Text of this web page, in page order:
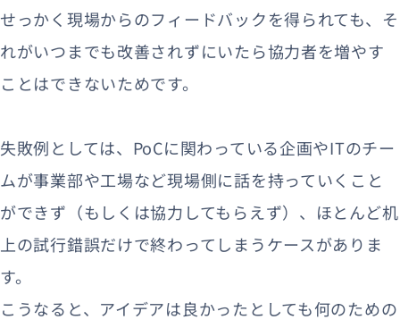
せっかく現場からのフィードバックを得られても、そ
れがいつまでも改善されずにいたら協力者を増やす
ことはできないためです。
失敗例としては、PoCに関わっている企画やITのチー
ムが事業部や工場など現場側に話を持っていくこと
ができず（もしくは協力してもらえず）、ほとんど机
上の試行錯誤だけで終わってしまうケースがありま
す。
こうなると、アイデアは良かったとしても何のための